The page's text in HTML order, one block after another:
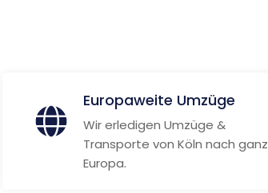
Europaweite Umzüge
Wir erledigen Umzüge &
Transporte von Köln nach ganz
Europa.